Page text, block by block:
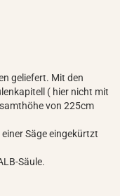
geliefert. Mit den
( hier nicht mit
von 225cm
Säge eingekürtzt
Säule.